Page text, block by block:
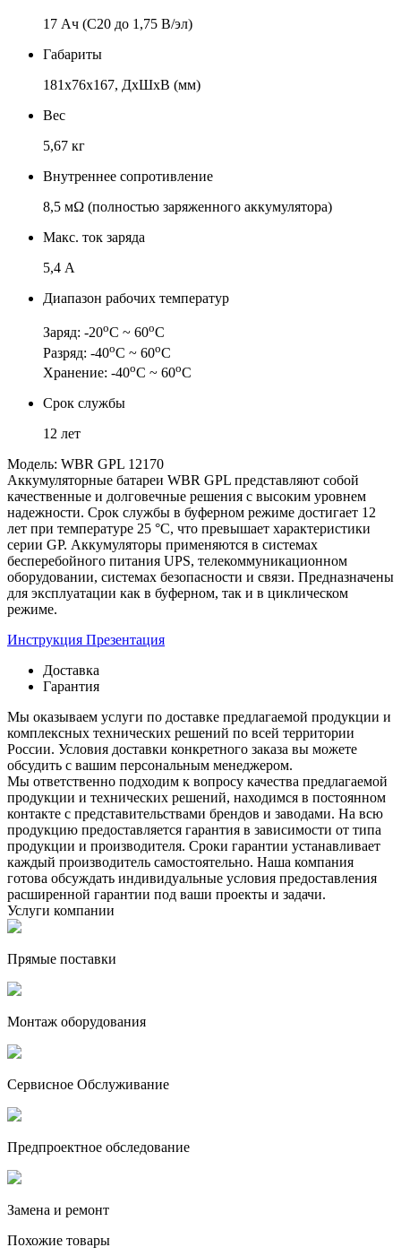
17 Ач (C20 до 1,75 В/эл)
Габариты
181x76x167, ДхШхВ (мм)
Вес
5,67 кг
Внутреннее сопротивление
8,5 мΩ (полностью заряженного аккумулятора)
Макс. ток заряда
5,4 А
Диапазон рабочих температур
Заряд: -20оС ~ 60оС
Разряд: -40оС ~ 60оС
Хранение: -40оС ~ 60оС
Срок службы
12 лет
Модель: WBR GPL 12170
Аккумуляторные батареи WBR GPL представляют собой
качественные и долговечные решения с высоким уровнем
надежности. Срок службы в буферном режиме достигает 12
лет при температуре 25 °C, что превышает характеристики
серии GP. Аккумуляторы применяются в системах
бесперебойного питания UPS, телекоммуникационном
оборудовании, системах безопасности и связи. Предназначены
для эксплуатации как в буферном, так и в циклическом
режиме.
Инструкция Презентация
Доставка
Гарантия
Мы оказываем услуги по доставке предлагаемой продукции и
комплексных технических решений по всей территории
России. Условия доставки конкретного заказа вы можете
обсудить с вашим персональным менеджером.
Мы ответственно подходим к вопросу качества предлагаемой
продукции и технических решений, находимся в постоянном
контакте с представительствами брендов и заводами. На всю
продукцию предоставляется гарантия в зависимости от типа
продукции и производителя. Сроки гарантии устанавливает
каждый производитель самостоятельно. Наша компания
готова обсуждать индивидуальные условия предоставления
расширенной гарантии под ваши проекты и задачи.
Услуги компании
Прямые поставки
Монтаж оборудования
Сервисное Обслуживание
Предпроектное обследование
Замена и ремонт
Похожие товары